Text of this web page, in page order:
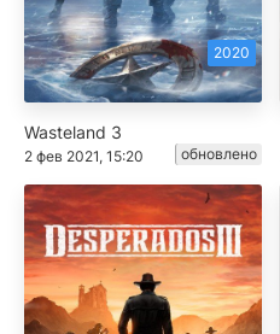
2020
Wasteland 3
2 фев 2021, 15:20 обновлено